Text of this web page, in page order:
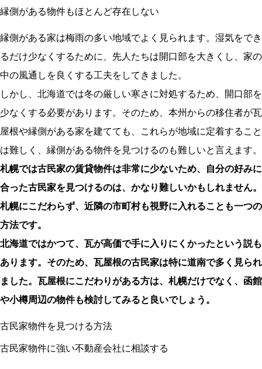
縁側がある物件もほとんど存在しない
縁側がある家は梅雨の多い地域でよく見られます。湿気をでき
るだけ少なくするために、先人たちは開口部を大きくし、家の
中の風通しを良くする工夫をしてきました。
しかし、北海道では冬の厳しい寒さに対処するため、開口部を
少なくする必要があります。そのため、本州からの移住者が瓦
屋根や縁側がある家を建てても、これらが地域に定着すること
は難しく、縁側がある物件を見つけるのも難しいと言えます。
札幌では古民家の賃貸物件は非常に少ないため、自分の好みに
合った古民家を見つけるのは、かなり難しいかもしれません。
札幌にこだわらず、近隣の市町村も視野に入れることも一つの
方法です。
北海道ではかつて、瓦が高価で手に入りにくかったという説も
あります。そのため、瓦屋根の古民家は特に道南で多く見られ
ました。瓦屋根にこだわりがある方は、札幌だけでなく、函館
や小樽周辺の物件も検討してみると良いでしょう。
古民家物件を見つける方法
古民家物件に強い不動産会社に相談する